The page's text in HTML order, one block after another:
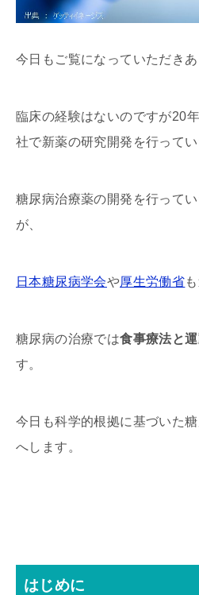
今日もご覧になっていただき
臨床の経験はないのですが20
社で新薬の研究開発を行ってい
糖尿病治療薬の開発を行って
が、
日本糖尿病学会や厚生労働省
糖尿病の治療では食事療法と
す。
今日も科学的根拠に基づいた
へします。
はじめに